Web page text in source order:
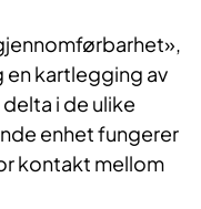
en kartlegging av
i de ulike
enhet fungerer
kontakt mellom